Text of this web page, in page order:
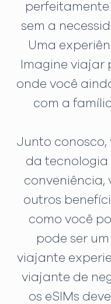
perfeitamente
sem a
Uma
Imagine viajar
onde você
com a
Junto conosco,
da tecnologia
conveniência,
outros
como você
pode ser
viajante
viajante de
os eSIMs